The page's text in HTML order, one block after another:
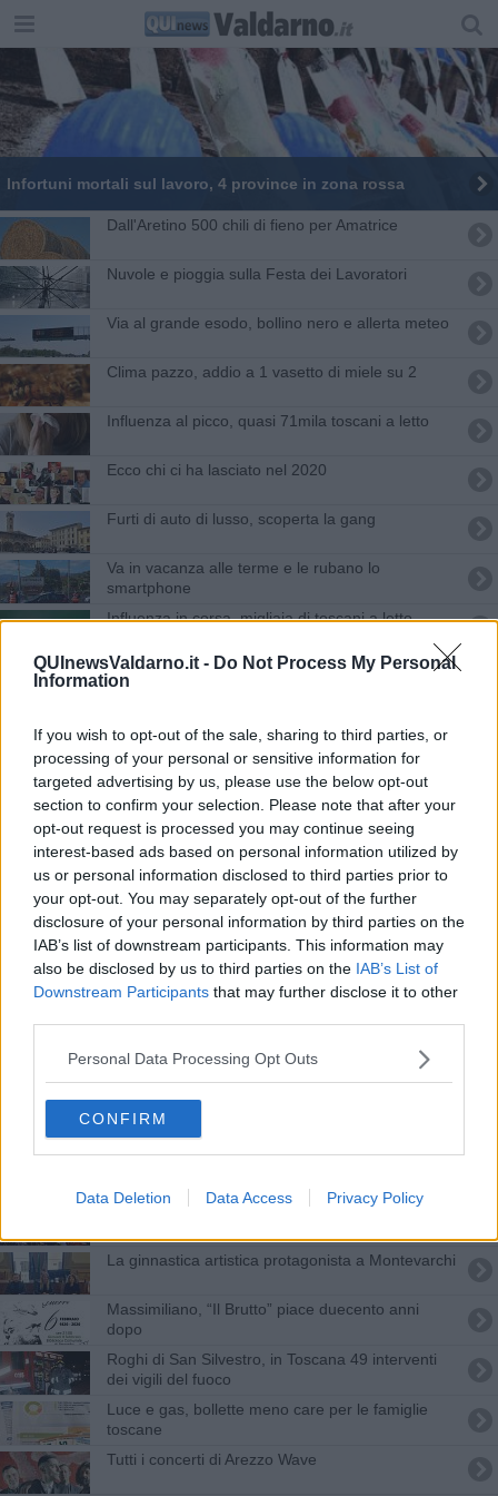
QUInewsValdarno.it - Do Not Process My Personal
Information
If you wish to opt-out of the sale, sharing to third parties, or
processing of your personal or sensitive information for
targeted advertising by us, please use the below opt-out
section to confirm your selection. Please note that after your
opt-out request is processed you may continue seeing
interest-based ads based on personal information utilized by
us or personal information disclosed to third parties prior to
your opt-out. You may separately opt-out of the further
disclosure of your personal information by third parties on the
IAB’s list of downstream participants. This information may
also be disclosed by us to third parties on the IAB’s List of
Downstream Participants that may further disclose it to other
Personal Data Processing Opt Outs
CONFIRM
Data Deletion Data Access Privacy Policy
Infortuni mortali sul lavoro, 4 province in zona rossa
Dall'Aretino 500 chili di fieno per Amatrice
Nuvole e pioggia sulla Festa dei Lavoratori
Via al grande esodo, bollino nero e allerta meteo
Clima pazzo, addio a 1 vasetto di miele su 2
Influenza al picco, quasi 71mila toscani a letto
Ecco chi ci ha lasciato nel 2020
Furti di auto di lusso, scoperta la gang
Va in vacanza alle terme e le rubano lo
smartphone
Influenza in corsa, migliaia di toscani a letto
L'influenza rilancia e in Toscana rialza la testa
Influenza in impennata, bambini e ragazzi i più
colpiti
Il clan che lavava i soldi sporchi in Toscana
Natale, addio a Garofalo nel giorno del
compleanno
Covid, nuovo giro di mascherine gratis
Arezzo Wave 2023, grande successo del Festival
Capodanno, ecco la Toscana che fa il pieno di
turisti
Grande esodo estivo, tutte le strade da bollino
Economia, Pil toscano 2024 all'insegna dello 'zero
La ginnastica artistica protagonista a Montevarchi
Massimiliano, “Il Brutto” piace duecento anni
dopo
Roghi di San Silvestro, in Toscana 49 interventi
dei vigili del fuoco
Luce e gas, bollette meno care per le famiglie
toscane
Tutti i concerti di Arezzo Wave